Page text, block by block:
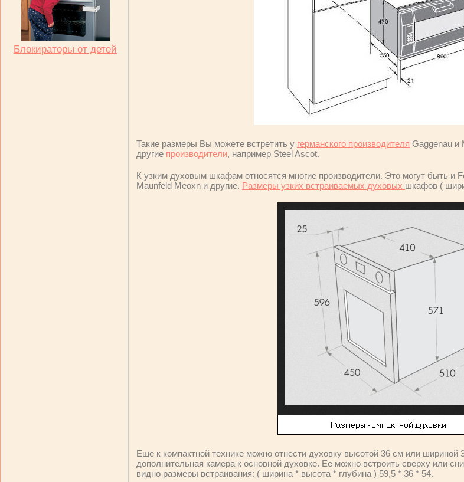
Блокираторы от детей
Такие размеры Вы можете встретить у германского производителя Gaggenau и
другие производители, например Steel Ascot.
К узким духовым шкафам относятся многие производители. Это могут быть и
Maunfeld Meoxn и другие. Размеры узких встраиваемых духовых шкафов (
Еще к компактной технике можно отнести духовку высотой 36 см или шириной
дополнительная камера к основной духовке. Ее можно встроить сверху или
видно размеры встраивания: ( ширина * высота * глубина ) 59,5 * 36 * 54.